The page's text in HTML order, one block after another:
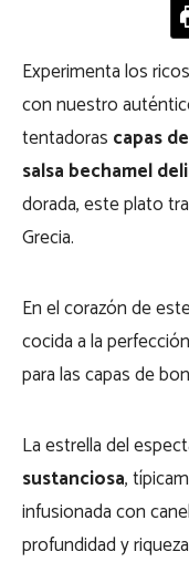
Experimenta los
con nuestro
tentadoras capas
salsa bechamel
dorada, este plato
Grecia.
En el corazón de
cocida a la
para las capas de
La estrella del
sustanciosa,
infusionada con
profundidad y